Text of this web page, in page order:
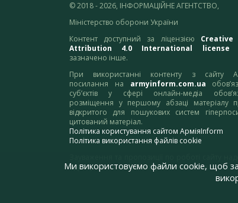
© 2018 - 2026, ІНФОРМАЦІЙНЕ АГЕНТСТВО,
Міністерство оборони України
Контент доступний за ліцензією Creative
Attribution 4.0 International license
зазначено інше.
При використанні контенту з сайту
посилання на armyinform.com.ua
суб’єктів у сфері онлайн-медіа
розміщення у першому абзаці матеріалу
відкритого для пошукових систем
цитований матеріал.
Політика користування сайтом АрміяInform
Політика використання файлів cookie
адресу:webmaster@armyinform.com.ua
Ми використовуємо файли cookie, щоб